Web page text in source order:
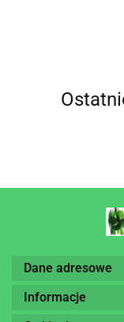
Dane adresowe
Informacje